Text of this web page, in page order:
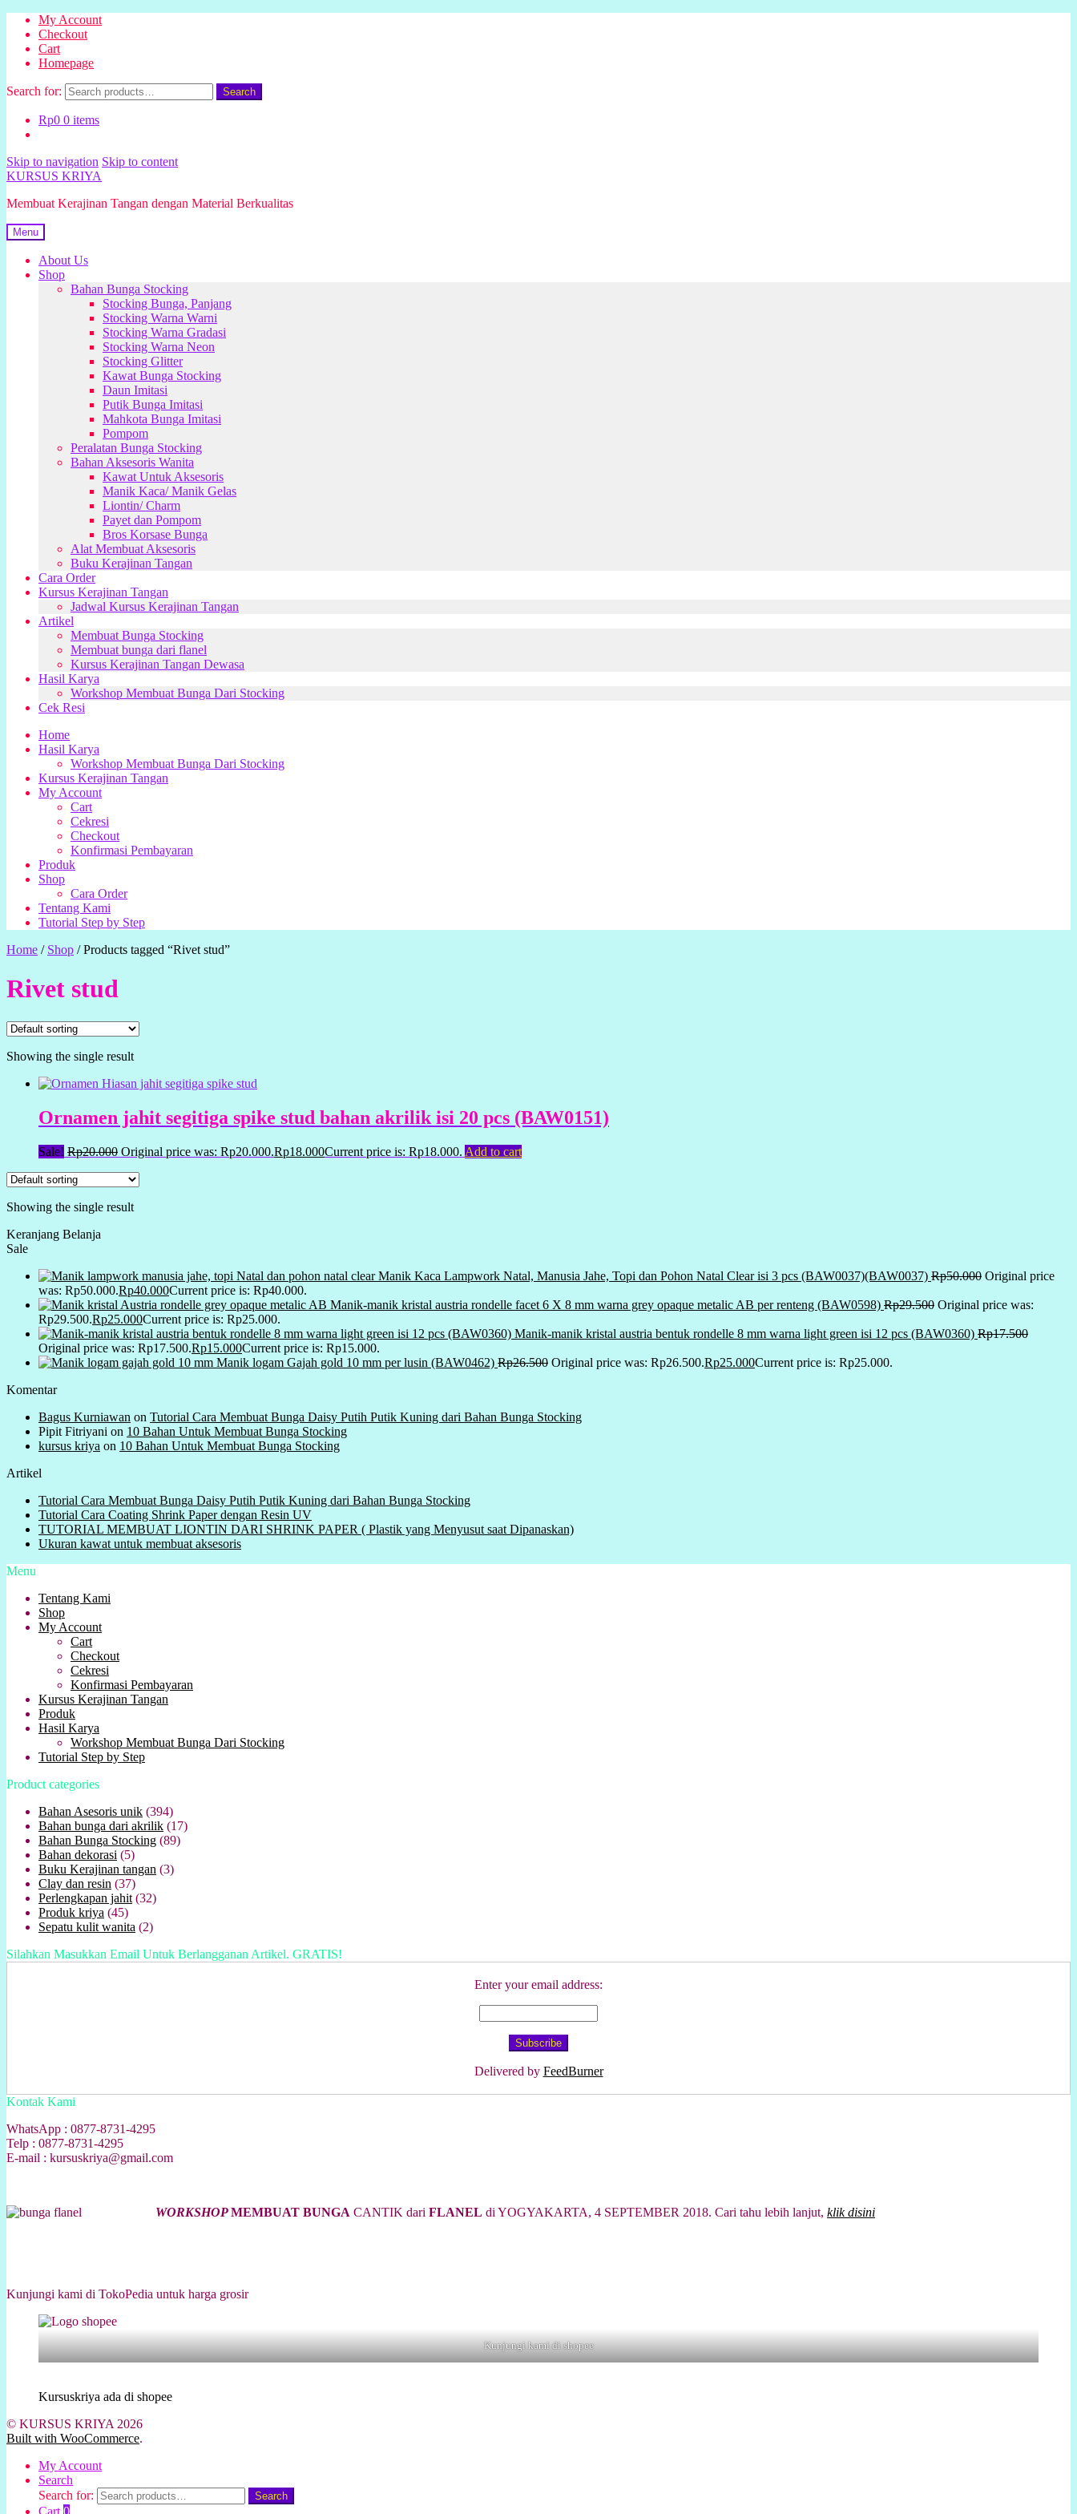
My Account
Checkout
Cart
Homepage
Search for: Search
Rp0 0 items
Skip to navigation Skip to content
KURSUS KRIYA
Membuat Kerajinan Tangan dengan Material Berkualitas
Menu
About Us
Shop
Bahan Bunga Stocking
Stocking Bunga, Panjang
Stocking Warna Warni
Stocking Warna Gradasi
Stocking Warna Neon
Stocking Glitter
Kawat Bunga Stocking
Daun Imitasi
Putik Bunga Imitasi
Mahkota Bunga Imitasi
Pompom
Peralatan Bunga Stocking
Bahan Aksesoris Wanita
Kawat Untuk Aksesoris
Manik Kaca/ Manik Gelas
Liontin/ Charm
Payet dan Pompom
Bros Korsase Bunga
Alat Membuat Aksesoris
Buku Kerajinan Tangan
Cara Order
Kursus Kerajinan Tangan
Jadwal Kursus Kerajinan Tangan
Artikel
Membuat Bunga Stocking
Membuat bunga dari flanel
Kursus Kerajinan Tangan Dewasa
Hasil Karya
Workshop Membuat Bunga Dari Stocking
Cek Resi
Home
Hasil Karya
Workshop Membuat Bunga Dari Stocking
Kursus Kerajinan Tangan
My Account
Cart
Cekresi
Checkout
Konfirmasi Pembayaran
Produk
Shop
Cara Order
Tentang Kami
Tutorial Step by Step
Home / Shop /Products tagged “Rivet stud”
Rivet stud
Showing the single result
Ornamen jahit segitiga spike stud bahan akrilik isi 20 pcs (BAW0151)
Sale! Rp20.000 Original price was: Rp20.000.Rp18.000Current price is: Rp18.000. Add to cart
Showing the single result
Keranjang Belanja
Sale
Manik Kaca Lampwork Natal, Manusia Jahe, Topi dan Pohon Natal Clear isi 3 pcs (BAW0037)(BAW0037) Rp50.000 Original price
was: Rp50.000.Rp40.000Current price is: Rp40.000.
Manik-manik kristal austria rondelle facet 6 X 8 mm warna grey opaque metalic AB per renteng (BAW0598) Rp29.500 Original price was:
Rp29.500.Rp25.000Current price is: Rp25.000.
Manik-manik kristal austria bentuk rondelle 8 mm warna light green isi 12 pcs (BAW0360) Rp17.500
Original price was: Rp17.500.Rp15.000Current price is: Rp15.000.
Manik logam Gajah gold 10 mm per lusin (BAW0462) Rp26.500 Original price was: Rp26.500.Rp25.000Current price is: Rp25.000.
Komentar
Bagus Kurniawan on Tutorial Cara Membuat Bunga Daisy Putih Putik Kuning dari Bahan Bunga Stocking
Pipit Fitriyani on 10 Bahan Untuk Membuat Bunga Stocking
kursus kriya on 10 Bahan Untuk Membuat Bunga Stocking
Artikel
Tutorial Cara Membuat Bunga Daisy Putih Putik Kuning dari Bahan Bunga Stocking
Tutorial Cara Coating Shrink Paper dengan Resin UV
TUTORIAL MEMBUAT LIONTIN DARI SHRINK PAPER ( Plastik yang Menyusut saat Dipanaskan)
Ukuran kawat untuk membuat aksesoris
Menu
Tentang Kami
Shop
My Account
Cart
Checkout
Cekresi
Konfirmasi Pembayaran
Kursus Kerajinan Tangan
Produk
Hasil Karya
Workshop Membuat Bunga Dari Stocking
Tutorial Step by Step
Product categories
Bahan Asesoris unik (394)
Bahan bunga dari akrilik (17)
Bahan Bunga Stocking (89)
Bahan dekorasi (5)
Buku Kerajinan tangan (3)
Clay dan resin (37)
Perlengkapan jahit (32)
Produk kriya (45)
Sepatu kulit wanita (2)
Silahkan Masukkan Email Untuk Berlangganan Artikel. GRATIS!
Enter your email address:
Delivered by FeedBurner
Kontak Kami
WhatsApp : 0877-8731-4295
Telp : 0877-8731-4295
E-mail : kursuskriya@gmail.com
WORKSHOPMEMBUAT BUNGA CANTIK dari FLANEL di YOGYAKARTA, 4 SEPTEMBER 2018. Cari tahu lebih lanjut, klik disini
Kunjungi kami di TokoPedia untuk harga grosir
Kunjungi kami di shopee
Kursuskriya ada di shopee
© KURSUS KRIYA 2026
Built with WooCommerce.
My Account
Search
Search for:
Search
Cart 0